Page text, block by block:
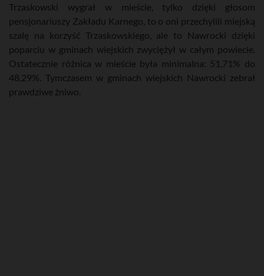
Trzaskowski wygrał w mieście, tylko dzięki głosom
pensjonariuszy Zakładu Karnego, to o oni przechylili miejską
szalę na korzyść Trzaskowskiego, ale to Nawrocki dzięki
poparciu w gminach wiejskich zwyciężył w całym powiecie.
Ostatecznie różnica w mieście była minimalna: 51,71% do
48,29%. Tymczasem w gminach wiejskich Nawrocki zebrał
prawdziwe żniwo.